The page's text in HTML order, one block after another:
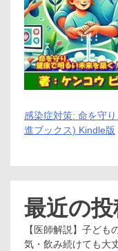
感染症対策: 命を守
進ブックス) Kindle版
最近の
【医師解説】子ど
気・飲み続けても